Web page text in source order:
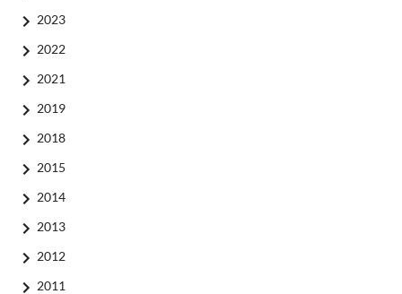
2023
2022
2021
2019
2018
2015
2014
2013
2012
2011